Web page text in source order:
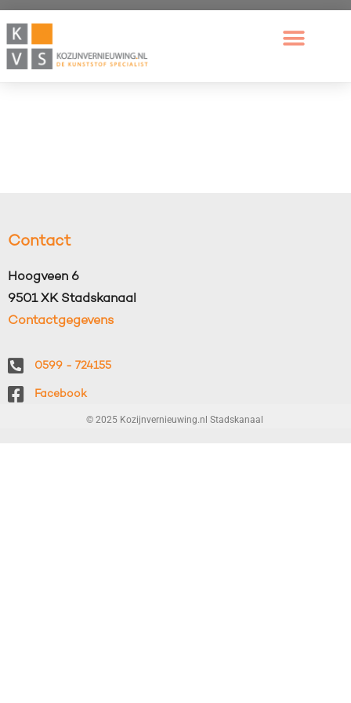
Contact
Hoogveen 6
9501 XK Stadskanaal
Contactgegevens
0599 - 724155
Facebook
© 2025 Kozijnvernieuwing.nl Stadskanaal